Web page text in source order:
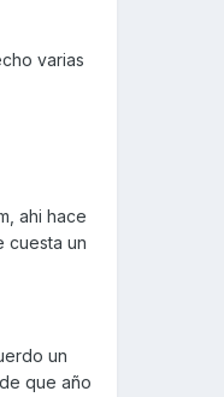
varias
ahi hace
cuesta un
un
que año